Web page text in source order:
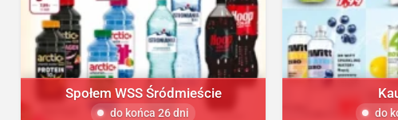
Społem WSS Śródmieście
do końca 26 dni do